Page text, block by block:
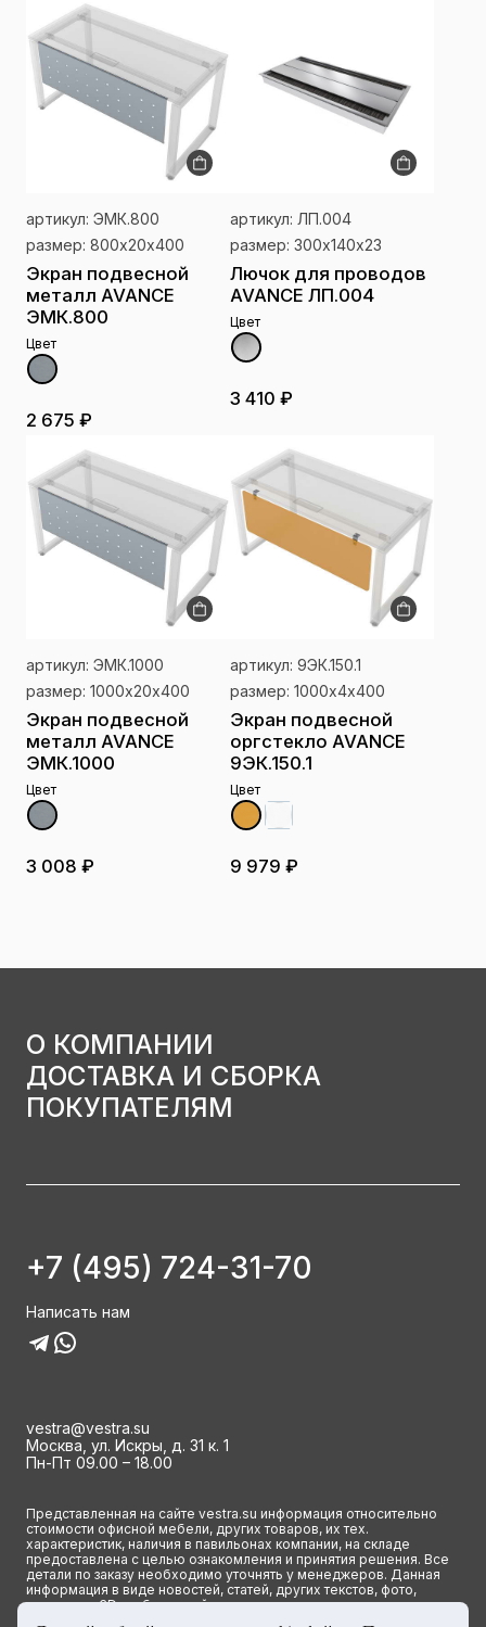
артикул: ЭМК.800
размер: 800х20х400
Экран подвесной
металл AVANCE
ЭМК.800
Цвет
2 675 ₽
артикул: ЛП.004
размер: 300х140х23
Лючок для проводов
AVANCE ЛП.004
Цвет
3 410 ₽
артикул: ЭМК.1000
размер: 1000х20х400
Экран подвесной
металл AVANCE
ЭМК.1000
Цвет
3 008 ₽
артикул: 9ЭК.150.1
размер: 1000х4х400
Экран подвесной
оргстекло AVANCE
9ЭК.150.1
Цвет
9 979 ₽
О КОМПАНИИ
ДОСТАВКА И СБОРКА
ПОКУПАТЕЛЯМ
+7 (495) 724-31-70
Написать нам
vestra@vestra.su
Москва, ул. Искры, д. 31 к. 1
Пн-Пт 09.00 – 18.00
Представленная на сайте vestra.su информация относительно
стоимости офисной мебели, других товаров, их тех.
характеристик, наличия в павильонах компании, на складе
предоставлена с целью ознакомления и принятия решения. Все
детали по заказу необходимо уточнять у менеджеров. Данная
информация в виде новостей, статей, других текстов, фото,
картинок и 3D изображений ни при каких условиях не является